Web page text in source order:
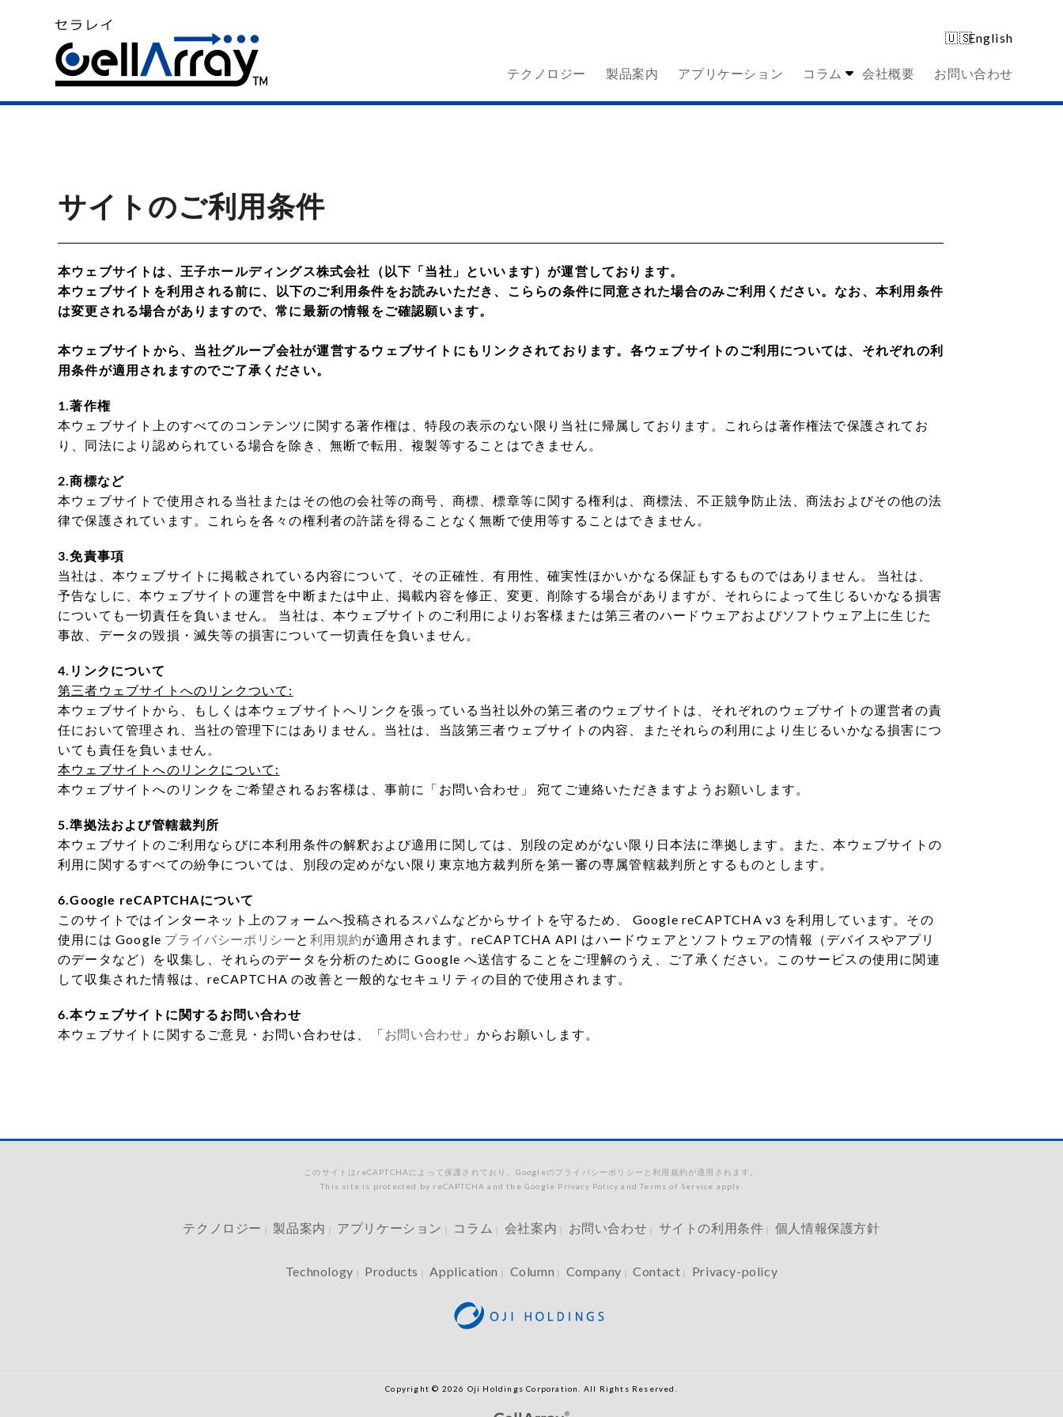
English
テクノロジー 製品案内 アプリケーション コラム 会社概要 お問い合わせ
サイトのご利用条件
本ウェブサイトは、王子ホールディングス株式会社（以下「当社」といいます）が運営しております。
本ウェブサイトを利用される前に、以下のご利用条件をお読みいただき、こららの条件に同意された場合のみご利用ください。なお、本利用条件
は変更される場合がありますので、常に最新の情報をご確認願います。
本ウェブサイトから、当社グループ会社が運営するウェブサイトにもリンクされております。各ウェブサイトのご利用については、それぞれの利
用条件が適用されますのでご了承ください。
1.著作権
本ウェブサイト上のすべてのコンテンツに関する著作権は、特段の表示のない限り当社に帰属しております。これらは著作権法で保護されてお
り、同法により認められている場合を除き、無断で転用、複製等することはできません。
2.商標など
本ウェブサイトで使用される当社またはその他の会社等の商号、商標、標章等に関する権利は、商標法、不正競争防止法、商法およびその他の法
律で保護されています。これらを各々の権利者の許諾を得ることなく無断で使用等することはできません。
3.免責事項
当社は、本ウェブサイトに掲載されている内容について、その正確性、有用性、確実性ほかいかなる保証もするものではありません。 当社は、
予告なしに、本ウェブサイトの運営を中断または中止、掲載内容を修正、変更、削除する場合がありますが、それらによって生じるいかなる損害
についても一切責任を負いません。 当社は、本ウェブサイトのご利用によりお客様または第三者のハードウェアおよびソフトウェア上に生じた
事故、データの毀損・滅失等の損害について一切責任を負いません。
4.リンクについて
第三者ウェブサイトへのリンクついて:
本ウェブサイトから、もしくは本ウェブサイトへリンクを張っている当社以外の第三者のウェブサイトは、それぞれのウェブサイトの運営者の責
任において管理され、当社の管理下にはありません。当社は、当該第三者ウェブサイトの内容、またそれらの利用により生じるいかなる損害につ
いても責任を負いません。
本ウェブサイトへのリンクについて:
本ウェブサイトへのリンクをご希望されるお客様は、事前に「お問い合わせ」 宛てご連絡いただきますようお願いします。
5.準拠法および管轄裁判所
本ウェブサイトのご利用ならびに本利用条件の解釈および適用に関しては、別段の定めがない限り日本法に準拠します。また、本ウェブサイトの
利用に関するすべての紛争については、別段の定めがない限り東京地方裁判所を第一審の専属管轄裁判所とするものとします。
6.Google reCAPTCHAについて
このサイトではインターネット上のフォームへ投稿されるスパムなどからサイトを守るため、 Google reCAPTCHA v3 を利用しています。その
使用には Google プライバシーポリシーと 利用規約が適用されます。reCAPTCHA API はハードウェアとソフトウェアの情報（デバイスやアプリ
のデータなど）を収集し、それらのデータを分析のために Google へ送信することをご理解のうえ、ご了承ください。このサービスの使用に関連
して収集された情報は、reCAPTCHA の改善と一般的なセキュリティの目的で使用されます。
6.本ウェブサイトに関するお問い合わせ
本ウェブサイトに関するご意見・お問い合わせは、「お問い合わせ 」からお願いします。
このサイトはreCAPTCHAによって保護されており、Googleのプライバシーポリシーと利用規約が適用されます。
This site is protected by reCAPTCHA and the Google Privacy Policy and Terms of Service apply.
テクノロジー ｜製品案内 アプリケーション コラム 会社案内 お問い合わせ サイトの利用条件 個人情報保護方針
Technology Products ｜Application Column Company ｜Contact Privacy-policy
Copyright © 2026 Oji Holdings Corporation. All Rights Reserved.